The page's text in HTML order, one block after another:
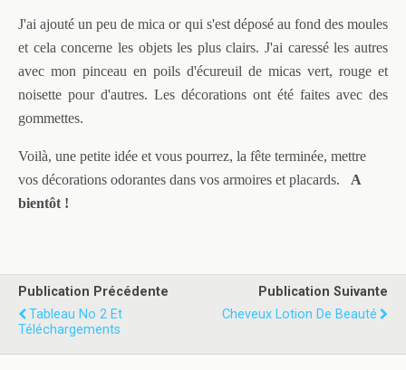
J'ai ajouté un peu de mica or qui s'est déposé au fond des moules
et cela concerne les objets les plus clairs. J'ai caressé les autres
avec mon pinceau en poils d'écureuil de micas vert, rouge et
noisette pour d'autres. Les décorations ont été faites avec des
gommettes.
Voilà, une petite idée et vous pourrez, la fête terminée, mettre
vos décorations odorantes dans vos armoires et placards.
A
bientôt !
Publication Précédente
Tableau No 2 Et
Téléchargements
Publication Suivante
Cheveux Lotion De Beauté